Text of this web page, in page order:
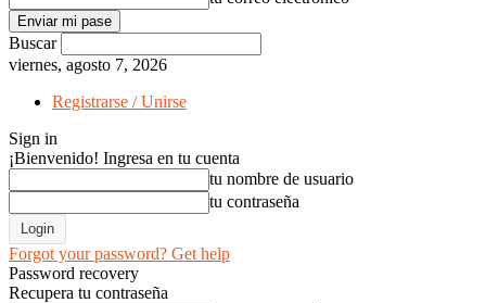
Buscar
viernes, agosto 7, 2026
Registrarse / Unirse
Sign in
¡Bienvenido! Ingresa en tu cuenta
tu nombre de usuario
tu contraseña
Forgot your password? Get help
Password recovery
Recupera tu contraseña